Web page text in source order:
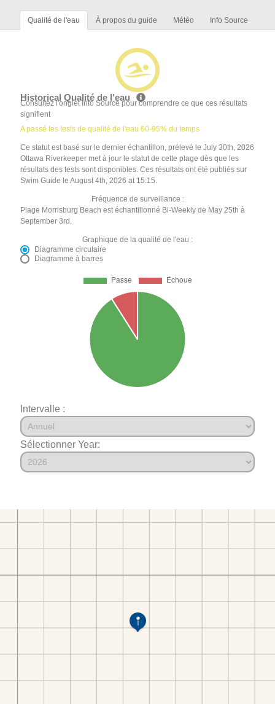
Qualité de l'eau À propos du guide Météo Info Source
Historical Qualité de l'eau
Consultez l'onglet Info Source pour comprendre ce que ces résultats
signifient
A passé les tests de qualité de l'eau 60-95% du temps
Ce statut est basé sur le dernier échantillon, prélevé le July 30th, 2026
Ottawa Riverkeeper met à jour le statut de cette plage dès que les
résultats des tests sont disponibles. Ces résultats ont été publiés sur
Swim Guide le August 4th, 2026 at 15:15.
Fréquence de surveillance :
Plage Morrisburg Beach est échantillonné Bi-Weekly de May 25th à
September 3rd.
Graphique de la qualité de l'eau :
Diagramme circulaire
Diagramme à barres
Intervalle :
Sélectionner Year: